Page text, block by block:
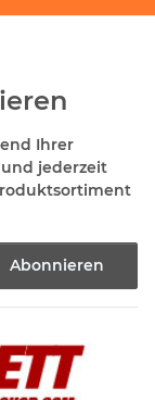
Ihrer
jederzeit
Abonnieren